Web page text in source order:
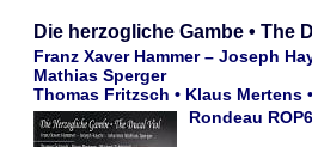
Die herzogliche Gambe • The
Franz Xaver Hammer – Joseph
Mathias Sperger
Thomas Fritzsch • Klaus Mertens
Rondeau